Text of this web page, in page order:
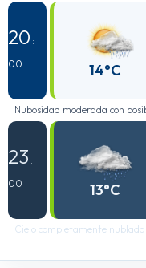
20 :
00
14°C
Nubosidad moderada con
23 :
00
13°C
Cielo completamente nublado